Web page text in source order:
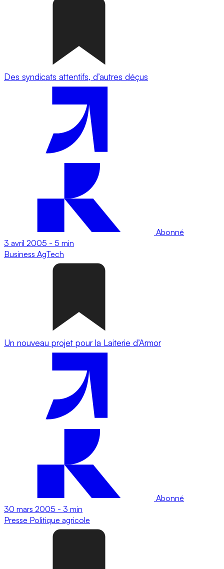
Des syndicats attentifs, d’autres déçus
Abonné
3 avril 2005 - 5 min
Business AgTech
Un nouveau projet pour la Laiterie d’Armor
Abonné
30 mars 2005 - 3 min
Presse Politique agricole